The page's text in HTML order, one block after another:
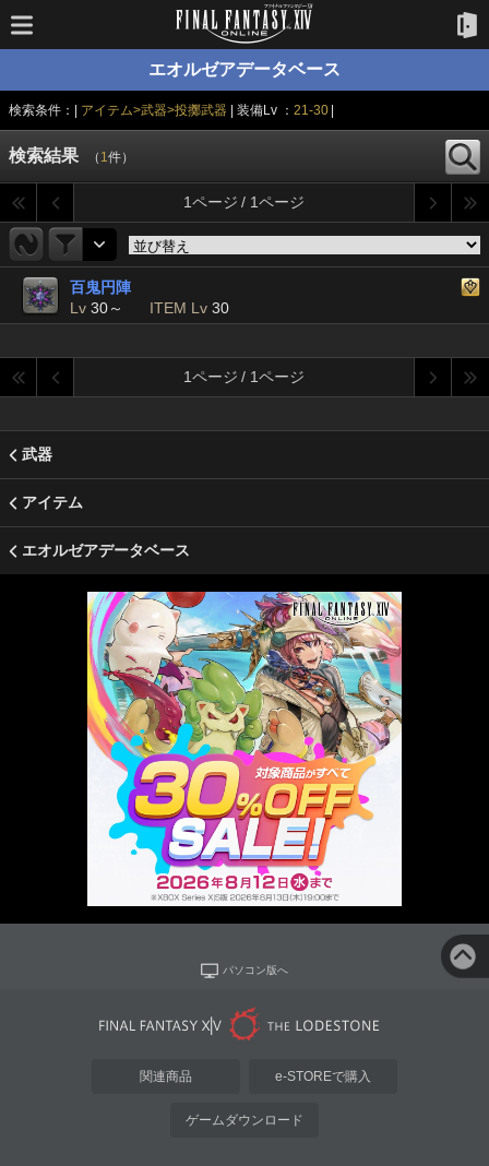
エオルゼアデータベース
検索条件：| アイテム>武器>投擲武器 | 装備Lv ： 21-30|
検索結果 （ 1件）
1ページ / 1ページ
百鬼円陣
Lv 30～ ITEM Lv 30
1ページ / 1ページ
武器
アイテム
エオルゼアデータベース
パソコン版へ
関連商品 e-STOREで購入
ゲームダウンロード